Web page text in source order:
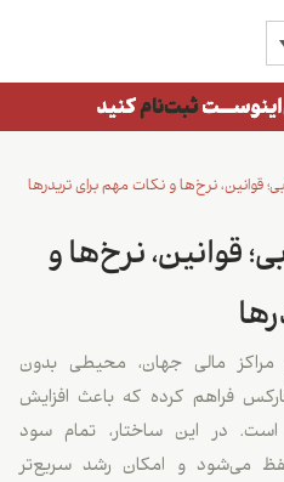
قوانین، نرخ‌ها و نکات مهم برای تریدرها
قوانین، نرخ‌ها و
مالی جهان، محیطی بدون
فراهم کرده که باعث افزایش
در این ساختار، تمام سود
می‌شود و امکان رشد سریع‌تر